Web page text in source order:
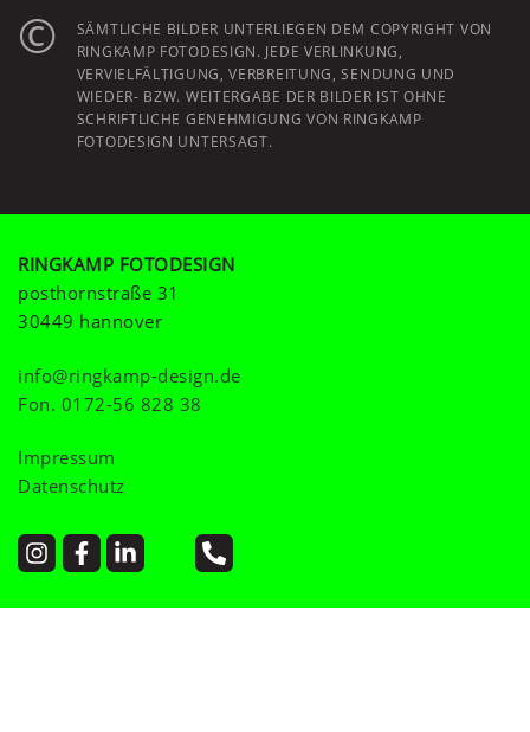
©
SÄMTLICHE BILDER UNTERLIEGEN DEM COPYRIGHT VON
RINGKAMP FOTODESIGN. JEDE VERLINKUNG,
VERVIELFÄLTIGUNG, VERBREITUNG, SENDUNG UND
WIEDER- BZW. WEITERGABE DER BILDER IST OHNE
SCHRIFTLICHE GENEHMIGUNG VON RINGKAMP
FOTODESIGN UNTERSAGT.
RINGKAMP FOTODESIGN
posthornstraße 31
30449 hannover
info@ringkamp-design.de
Fon. 0172-56 828 38
Impressum
Datenschutz